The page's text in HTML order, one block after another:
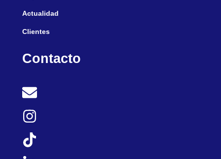
Actualidad
Clientes
Contacto